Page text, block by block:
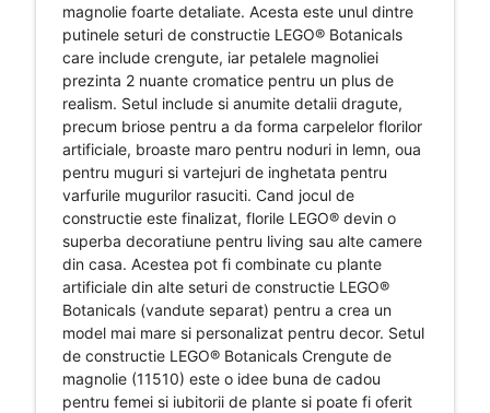
magnolie foarte detaliate. Acesta este unul dintre
putinele seturi de constructie LEGO® Botanicals
care include crengute, iar petalele magnoliei
prezinta 2 nuante cromatice pentru un plus de
realism. Setul include si anumite detalii dragute,
precum briose pentru a da forma carpelelor florilor
artificiale, broaste maro pentru noduri in lemn, oua
pentru muguri si vartejuri de inghetata pentru
varfurile mugurilor rasuciti. Cand jocul de
constructie este finalizat, florile LEGO® devin o
superba decoratiune pentru living sau alte camere
din casa. Acestea pot fi combinate cu plante
artificiale din alte seturi de constructie LEGO®
Botanicals (vandute separat) pentru a crea un
model mai mare si personalizat pentru decor. Setul
de constructie LEGO® Botanicals Crengute de
magnolie (11510) este o idee buna de cadou
pentru femei si iubitorii de plante si poate fi oferit